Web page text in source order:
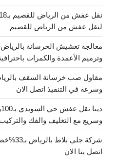
لنقل عفش من الرياض للقصيم
معالجة تعشيش الخرسانة
وترميم الأعمدة والكمرات
وسرعة في التنفيذ اتصل الان
وسريع مع التغليف والفك والتركيب
شركة
اتصل بنا الان